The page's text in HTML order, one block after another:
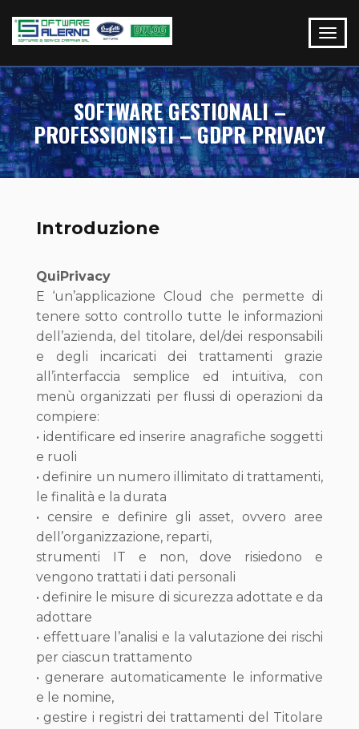
SOFTWARE GESTIONALI –
PROFESSIONISTI – GDPR PRIVACY
Introduzione
QuiPrivacy
E ‘un’applicazione Cloud che permette di
tenere sotto controllo tutte le informazioni
dell’azienda, del titolare, del/dei responsabili
e degli incaricati dei trattamenti grazie
all’interfaccia semplice ed intuitiva, con
menù organizzati per flussi di operazioni da
compiere:
• identificare ed inserire anagrafiche soggetti
e ruoli
• definire un numero illimitato di trattamenti,
le finalità e la durata
• censire e definire gli asset, ovvero aree
dell’organizzazione, reparti,
strumenti IT e non, dove risiedono e
vengono trattati i dati personali
• definire le misure di sicurezza adottate e da
adottare
• effettuare l’analisi e la valutazione dei rischi
per ciascun trattamento
• generare automaticamente le informative
e le nomine,
• gestire i registri dei trattamenti del Titolare